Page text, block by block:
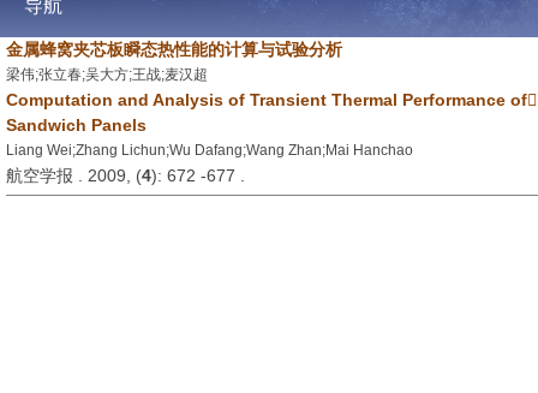
导航
金属蜂窝夹芯板瞬态热性能的计算与试验分析
梁伟;张立春;吴大方;王战;麦汉超
Computation and Analysis of Transient Thermal Performance
Sandwich Panels
Liang Wei;Zhang Lichun;Wu Dafang;Wang Zhan;Mai Hanchao
航空学报 . 2009, (4): 672 -677 .